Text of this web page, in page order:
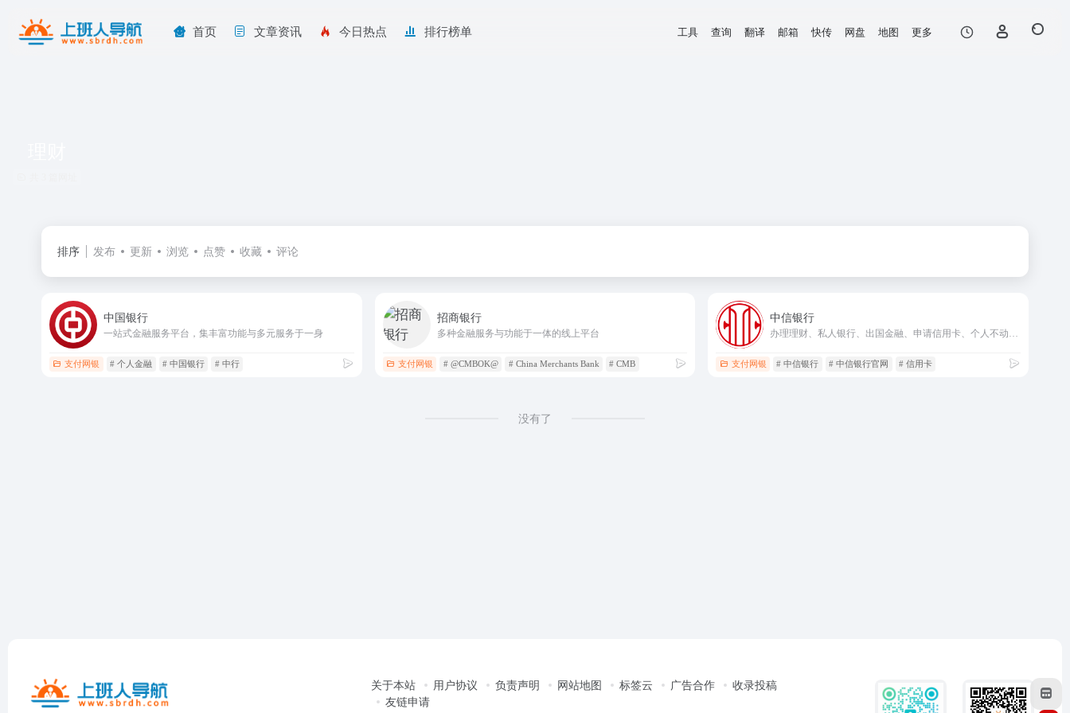
首页 文章资讯 今日热点 排行榜单 工具 查询 翻译 邮箱 快传 网盘 地图 更多
排序 发布 更新 浏览 点赞 收藏 评论
中国银行
一站式金融服务平台，集丰富功能与多元服务于一身
支付网银 # 个人金融 # 中国银行 # 中行
招商银行
多种金融服务与功能于一体的线上平台
支付网银 # @CMBOK@ # China Merchants Bank # CMB
中信银行
支付网银 # 中信银行 # 中信银行官网 # 信用卡
没有了
关于本站 用户协议 负责声明 网站地图 标签云 广告合作
收录投稿
友链申请